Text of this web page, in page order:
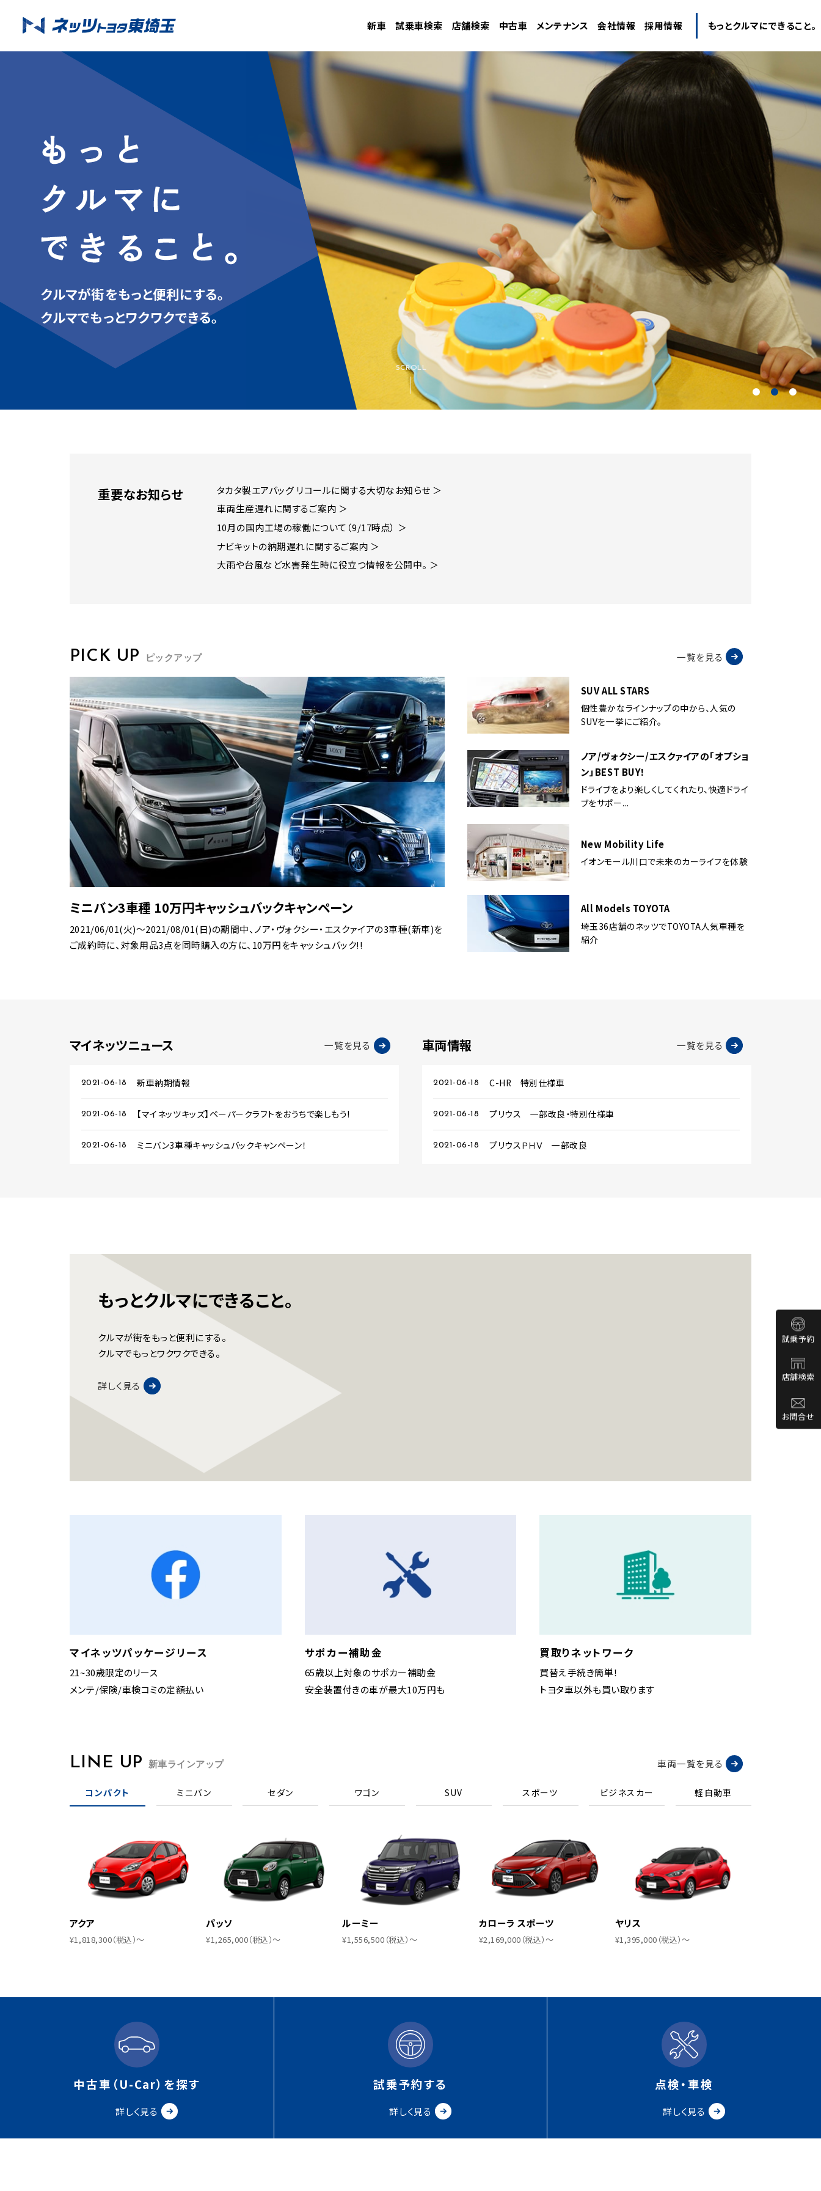
新車 試乗車検索 店舗検索 中古車 メンテナンス 会社情報 採用情報 もっとクルマにできること。
試乗予約
店舗検索
お問合せ
クルマが街をもっと便利にする。
クルマでもっとワクワクできる。
SCROLL
重要なお知らせ
タカタ製エアバッグ リコールに関する大切なお知らせ ＞
車両生産遅れに関するご案内 ＞
10月の国内工場の稼働について（9/17時点） ＞
ナビキットの納期遅れに関するご案内 ＞
大雨や台風など水害発生時に役立つ情報を公開中。 ＞
PICK UP ピックアップ 一覧を見る
ミニバン3車種 10万円キャッシュバックキャンペーン
2021/06/01(火)～2021/08/01(日)の期間中、ノア・ヴォクシー・エスクァイアの3車種(新車)を
ご成約時に、対象用品3点を同時購入の方に、10万円をキャッシュバック!!
SUV ALL STARS
個性豊かなラインナップの中から、人気の
SUVを一挙にご紹介。
ノア/ヴォクシー/エスクァイアの「オプショ
ン」BEST BUY！
ドライブをより楽しくしてくれたり、快適ドライ
ブをサポー...
New Mobility Life
イオンモール川口で未来のカーライフを体験
All Models TOYOTA
埼玉36店舗のネッツでTOYOTA人気車種を
紹介
マイネッツニュース 一覧を見る
2021-06-18 新車納期情報
2021-06-18 【マイネッツキッズ】ペーパークラフトをおうちで楽しもう!
2021-06-18 ミニバン3車種キャッシュバックキャンペーン！
車両情報 一覧を見る
2021-06-18 C-HR 特別仕様車
2021-06-18 プリウス 一部改良・特別仕様車
2021-06-18 プリウスＰＨＶ 一部改良
もっとクルマにできること。
クルマが街をもっと便利にする。
クルマでもっとワクワクできる。
詳しく見る
マイネッツパッケージリース
21~30歳限定のリース
メンテ/保険/車検コミの定額払い
サポカー補助金
65歳以上対象のサポカー補助金
安全装置付きの車が最大10万円も
買取りネットワーク
買替え手続き簡単！
トヨタ車以外も買い取ります
LINE UP 新車ラインアップ 車両一覧を見る
コンパクト ミニバン セダン ワゴン SUV スポーツ ビジネスカー 軽自動車
アクア
¥1,818,300（税込）〜
パッソ
¥1,265,000（税込）〜
ルーミー
¥1,556,500（税込）〜
カローラ スポーツ
¥2,169,000（税込）〜
ヤリス
¥1,395,000（税込）〜
中古車（U-Car）を探す
詳しく見る
試乗予約する
詳しく見る
点検・車検
詳しく見る